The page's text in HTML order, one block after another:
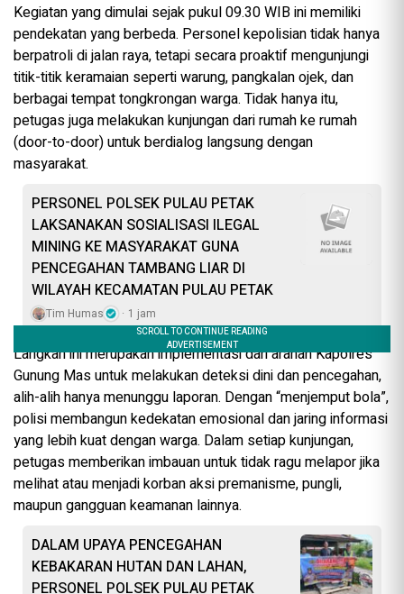
Kegiatan yang dimulai sejak pukul 09.30 WIB ini memiliki
pendekatan yang berbeda. Personel kepolisian tidak hanya
berpatroli di jalan raya, tetapi secara proaktif mengunjungi
titik-titik keramaian seperti warung, pangkalan ojek, dan
berbagai tempat tongkrongan warga. Tidak hanya itu,
petugas juga melakukan kunjungan dari rumah ke rumah
(door-to-door) untuk berdialog langsung dengan
masyarakat.
PERSONEL POLSEK PULAU PETAK
LAKSANAKAN SOSIALISASI ILEGAL
MINING KE MASYARAKAT GUNA
PENCEGAHAN TAMBANG LIAR DI
WILAYAH KECAMATAN PULAU PETAK
Tim Humas 1 jam
Langkah ini merupakan implementasi dari arahan Kapolres
Gunung Mas untuk melakukan deteksi dini dan pencegahan,
alih-alih hanya menunggu laporan. Dengan “menjemput bola”,
polisi membangun kedekatan emosional dan jaring informasi
yang lebih kuat dengan warga. Dalam setiap kunjungan,
petugas memberikan imbauan untuk tidak ragu melapor jika
melihat atau menjadi korban aksi premanisme, pungli,
maupun gangguan keamanan lainnya.
DALAM UPAYA PENCEGAHAN
KEBAKARAN HUTAN DAN LAHAN,
PERSONEL POLSEK PULAU PETAK